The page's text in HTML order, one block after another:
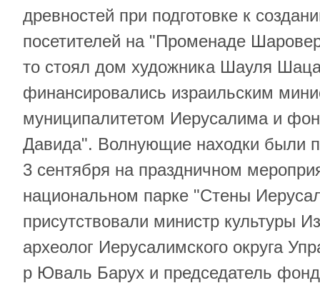
древностей при подготовке к
посетителей на "Променаде
то стоял дом художника Шауля
финансировались израильским
муниципалитетом Иерусалима и
Давида". Волнующие находки были
3 сентября на праздничном
национальном парке "Стены
присутствовали министр культуры
археолог Иерусалимского округа
р Юваль Барух и председатель